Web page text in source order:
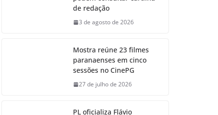
de redação
3 de agosto de 2026
Mostra reúne 23 filmes
paranaenses em cinco
sessões no CinePG
27 de julho de 2026
PL oficializa Flávio